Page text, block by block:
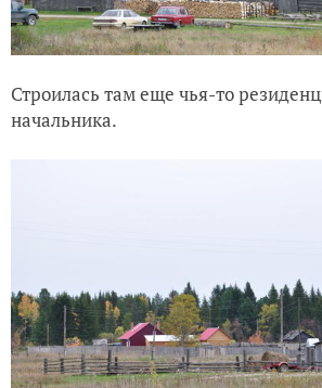
Строилась там еще чья-то
начальника.